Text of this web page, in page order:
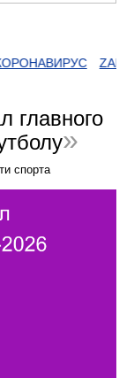
ZAKON
главного
спорта